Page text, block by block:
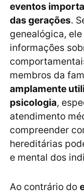
eventos
das gerações.
genealógica,
informações
membros da
amplamente
psicologia,
atendimento
compreender
hereditárias
e mental dos
Ao contrário do